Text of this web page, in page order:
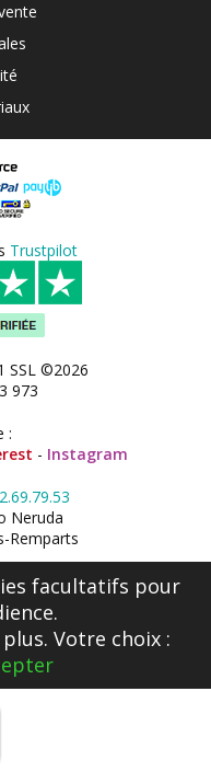
Trustpilot
SSL ©2026
973
:
- Instagram
Neruda
Remparts
facultatifs pour
Votre choix :